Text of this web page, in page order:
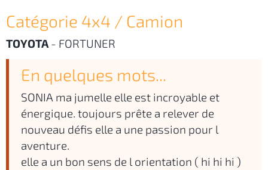
Catégorie 4x4 / Camion
TOYOTA - FORTUNER
En quelques mots...
SONIA ma jumelle elle est incroyable et
énergique. toujours prête a relever de
nouveau défis elle a une passion pour l
aventure.
elle a un bon sens de l orientation ( hi hi hi )